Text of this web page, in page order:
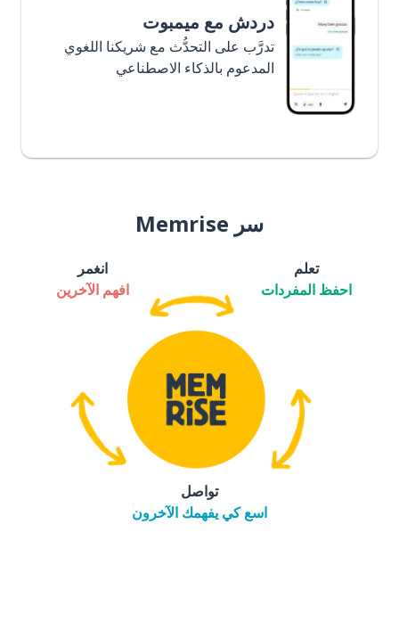
دردش مع ميمبوت
تدرَّب على التحدُّث مع شريكنا اللغوي
المدعوم بالذكاء الاصطناعي
سر Memrise
تعلم
احفظ المفردات
انغمر
افهم الآخرين
تواصل
اسع كي يفهمك الآخرون